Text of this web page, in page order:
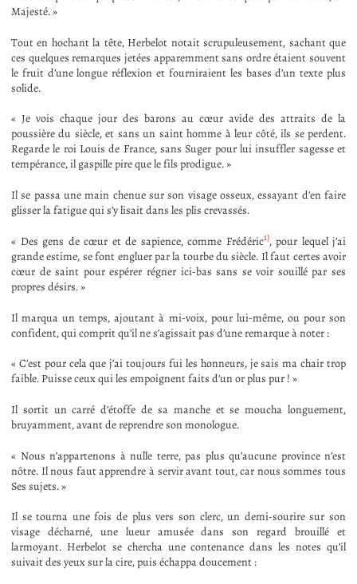
Majesté. »
Tout en hochant la tête, Herbelot notait scrupuleusement, sachant que
ces quelques remarques jetées apparemment sans ordre étaient souvent
le fruit d’une longue réflexion et fourniraient les bases d’un texte plus
solide.
« Je vois chaque jour des barons au cœur avide des attraits de la
poussière du siècle, et sans un saint homme à leur côté, ils se perdent.
Regarde le roi Louis de France, sans Suger pour lui insuffler sagesse et
tempérance, il gaspille pire que le fils prodigue. »
Il se passa une main chenue sur son visage osseux, essayant d’en faire
glisser la fatigue qui s’y lisait dans les plis crevassés.
« Des gens de cœur et de sapience, comme Frédéric1), pour lequel j’ai
grande estime, se font engluer par la tourbe du siècle. Il faut certes avoir
cœur de saint pour espérer régner ici-bas sans se voir souillé par ses
propres désirs. »
Il marqua un temps, ajoutant à mi-voix, pour lui-même, ou pour son
confident, qui comprit qu’il ne s’agissait pas d’une remarque à noter :
« C’est pour cela que j’ai toujours fui les honneurs, je sais ma chair trop
faible. Puisse ceux qui les empoignent faits d’un or plus pur ! »
Il sortit un carré d’étoffe de sa manche et se moucha longuement,
bruyamment, avant de reprendre son monologue.
« Nous n’appartenons à nulle terre, pas plus qu’aucune province n’est
nôtre. Il nous faut apprendre à servir avant tout, car nous sommes tous
Ses sujets. »
Il se tourna une fois de plus vers son clerc, un demi-sourire sur son
visage décharné, une lueur amusée dans son regard brouillé et
larmoyant. Herbelot se chercha une contenance dans les notes qu’il
suivait des yeux sur la cire, puis échappa doucement :